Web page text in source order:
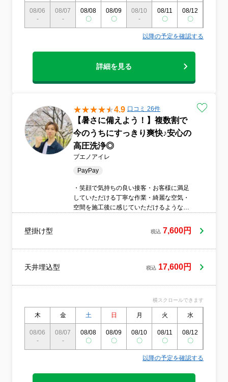
08/06
-
08/07
-
08/08
〇
08/09
〇
08/10
-
08/11
〇
08/12
〇
以降の予定を確認する
詳細を見る
4.9 口コミ 26件
【暑さに備えよう！】複数割で
今のうちにすっきり爽快♪︎安心の
高圧洗浄◎
ブエノアイレ
PayPay
・笑顔で気持ちの良い接客・お客様に満足
していただける丁寧な作業・綺麗な空気・
空間を施工後に感じていただけるような作
を常に心がけながら、日々作業しています!
作業員一人一人がお客様のことを考えた気
業ができる会社を目指しています。
壁掛け型 税込 7,600円
天井埋込型 税込 17,600円
横スクロールできます
木 金 土 日 月 火 水
08/06
-
08/07
-
08/08
〇
08/09
〇
08/10
〇
08/11
〇
08/12
〇
以降の予定を確認する